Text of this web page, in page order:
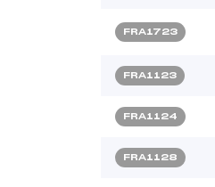
FRA1723
FRA1123
FRA1124
FRA1128